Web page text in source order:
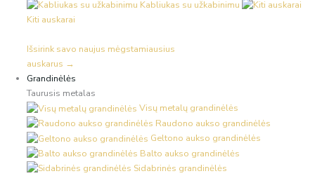
Kabliukas su užkabinimu
Kiti auskarai
Išsirink savo naujus mėgstamiausius
auskarus →
Grandinėlės
Taurusis metalas
Visų metalų grandinėlės
Raudono aukso grandinėlės
Geltono aukso grandinėlės
Balto aukso grandinėlės
Sidabrinės grandinėlės